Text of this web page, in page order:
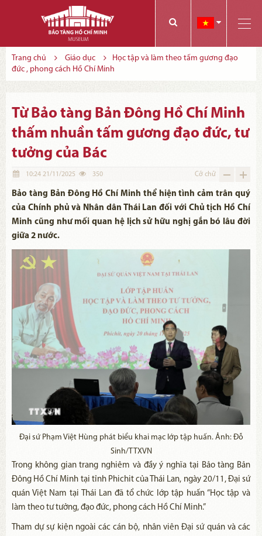
Trang chủ Giáo dục
Học tập và làm theo tấm gương đạo
đức , phong cách Hồ Chí Minh
Từ Bảo tàng Bản Đông Hồ Chí Minh
thấm nhuần tấm gương đạo đức, tư
tưởng của Bác
10:24 21/11/2025 350 Cỡ chữ
Bảo tàng Bản Đông Hồ Chí Minh thể hiện tình cảm trân quý
của Chính phủ và Nhân dân Thái Lan đối với Chủ tịch Hồ Chí
Minh cũng như mối quan hệ lịch sử hữu nghị gắn bó lâu đời
giữa 2 nước.
Đại sứ Phạm Việt Hùng phát biểu khai mạc lớp tập huấn. Ảnh: Đỗ
Sinh/TTXVN
Trong không gian trang nghiêm và đầy ý nghĩa tại Bảo tàng Bản
Đông Hồ Chí Minh tại tỉnh Phichit của Thái Lan, ngày 20/11, Đại sứ
quán Việt Nam tại Thái Lan đã tổ chức lớp tập huấn “Học tập và
làm theo tư tưởng, đạo đức, phong cách Hồ Chí Minh.”
Tham dự sự kiện ngoài các cán bộ, nhân viên Đại sứ quán và các